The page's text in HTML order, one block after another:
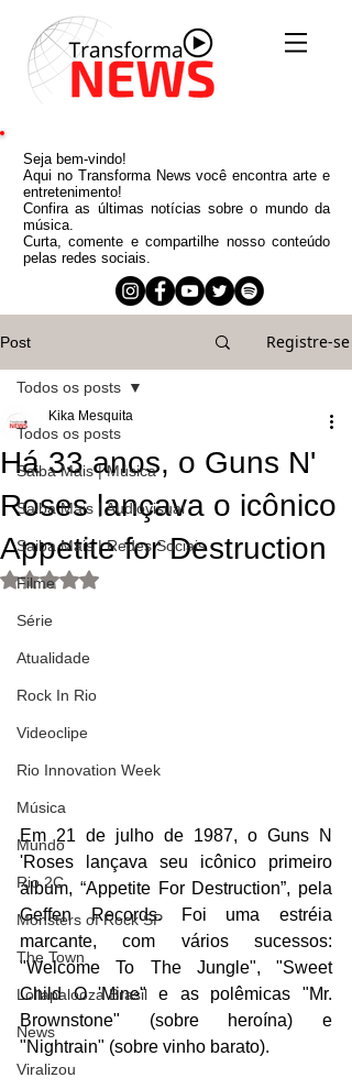
Seja bem-vindo!
Aqui no Transforma News você encontra arte e
entretenimento!
Confira as últimas notícias sobre o mundo da
música.
Curta, comente e compartilhe nosso conteúdo
pelas redes sociais.
Post Registre-se
Todos os posts
Saiba Mais | Música
Saiba Mais | Audiovisual
Saiba Mais | Redes Sociais
Filme
Série
Atualidade
Rock In Rio
Videoclipe
Rio Innovation Week
Música
Mundo
Rio 2C
Monsters of Rock SP
The Town
Lollapalooza Brasil
News
Viralizou
Todos os posts
Há 33 anos, o Guns N'
Roses lançava o icônico
Appetite for Destruction
Kika Mesquita
Avaliado com NaN de 5 estrelas.
Em 21 de julho de 1987, o Guns N
'Roses lançava seu icônico primeiro
álbum, “Appetite For Destruction”, pela
Geffen Records. Foi uma estréia
marcante, com vários sucessos:
"Welcome To The Jungle", "Sweet
Child O 'Mine" e as polêmicas "Mr.
Brownstone" (sobre heroína) e
"Nightrain" (sobre vinho barato).